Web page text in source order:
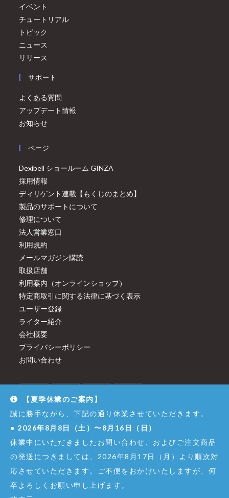
イベント
チュートリアル
トピック
ニュース
リリース
サポート
よくある質問
アップデート情報
お知らせ
ページ
Dexibell ショールーム GINZA
採用情報
ディリゲント連載【もくじのまとめ】
製品のサポートについて
修理について
法人営業窓口
利用規約
メールマガジン購読
取扱店舗
利用案内（オンラインショップ）
特定商取引に関する法律に基づく表示
ユーザー登録
ライター紹介
会社概要
プライバシーポリシー
お問い合わせ
【夏季休業のご案内】
誠に勝手ながら、下記の通り休業させていただきます。
● 2026年8月8日（土）〜8月16日（日）
休業中にいただきましたお問い合わせ、およびご注文商品
の発送につきましては、2026年8月17日（月）より順次対
応させていただきます。ご不便をおかけいたしますが、何
卒よろしくお願い申し上げます。